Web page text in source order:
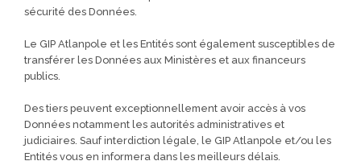
sécurité des Données.
Le GIP Atlanpole et les Entités sont également susceptibles de
transférer les Données aux Ministères et aux financeurs
publics.
Des tiers peuvent exceptionnellement avoir accès à vos
Données notamment les autorités administratives et
judiciaires. Sauf interdiction légale, le GIP Atlanpole et/ou les
Entités vous en informera dans les meilleurs délais.